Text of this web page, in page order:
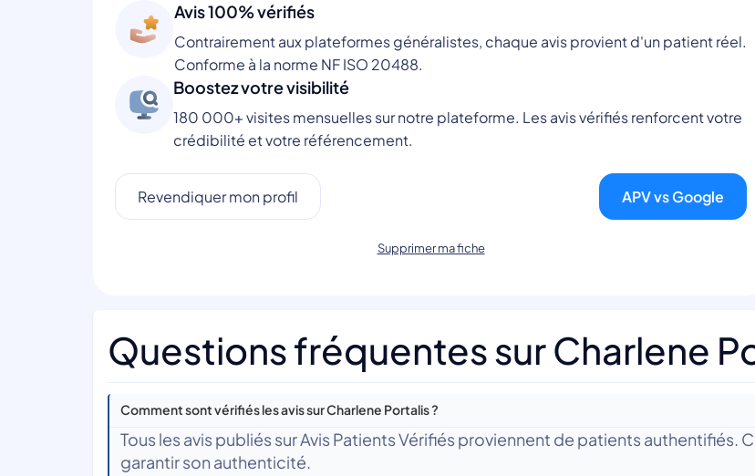
Avis 100% vérifiés
Contrairement aux plateformes généralistes, chaque avis provient d'un patient réel.
Conforme à la norme NF ISO 20488.
Boostez votre visibilité
180 000+ visites mensuelles sur notre plateforme. Les avis vérifiés renforcent votre
crédibilité et votre référencement.
Revendiquer mon profil APV vs Google
Supprimer ma fiche
Questions fréquentes sur Charlene
Comment sont vérifiés les avis sur Charlene Portalis ?
Tous les avis publiés sur Avis Patients Vérifiés proviennent de patients authentifiés.
garantir son authenticité.